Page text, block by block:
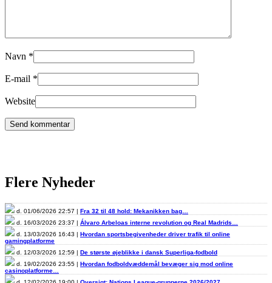
Navn *
E-mail *
Website
Flere Nyheder
d. 01/06/2026 22:57 | Fra 32 til 48 hold: Mekanikken bag…
d. 16/03/2026 23:37 | Álvaro Arbeloas interne revolution og Real Madrids…
d. 13/03/2026 16:43 | Hvordan sportsbegivenheder driver trafik til online
gamingplatforme
d. 12/03/2026 12:59 | De største øjeblikke i dansk Superliga-fodbold
d. 19/02/2026 23:55 | Hvordan fodboldvæddemål bevæger sig mod online
casinoplatforme…